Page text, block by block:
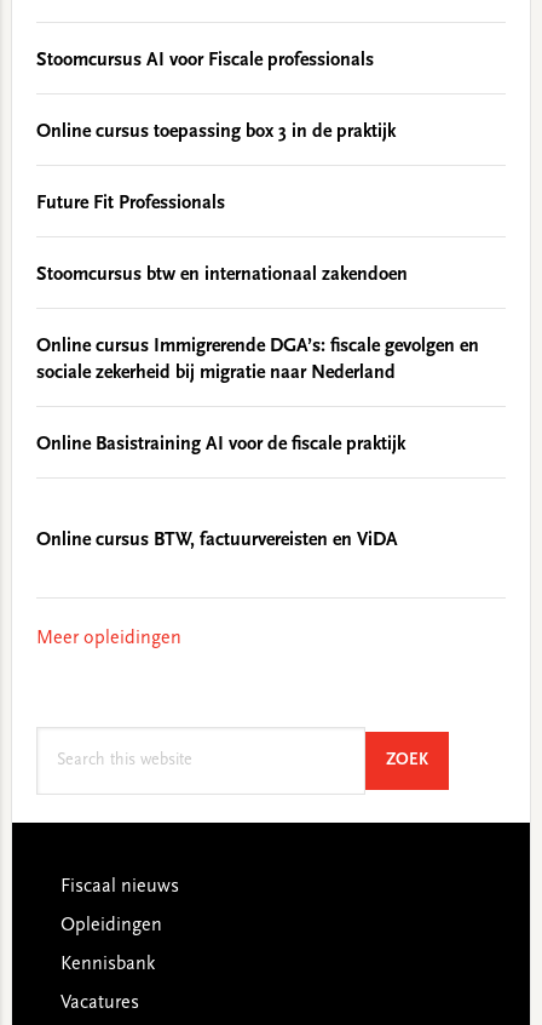
Stoomcursus AI voor Fiscale professionals
Online cursus toepassing box 3 in de praktijk
Future Fit Professionals
Stoomcursus btw en internationaal zakendoen
Online cursus Immigrerende DGA’s: fiscale gevolgen en
sociale zekerheid bij migratie naar Nederland
Online Basistraining AI voor de fiscale praktijk
Online cursus BTW, factuurvereisten en ViDA
Meer opleidingen
ZOEKSEARCH
Footer
Fiscaal nieuws
Opleidingen
Kennisbank
Vacatures